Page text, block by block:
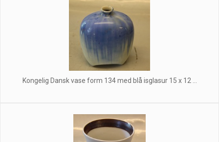
Kongelig Dansk vase form 134 med blå isglasur 15 x 12 ...